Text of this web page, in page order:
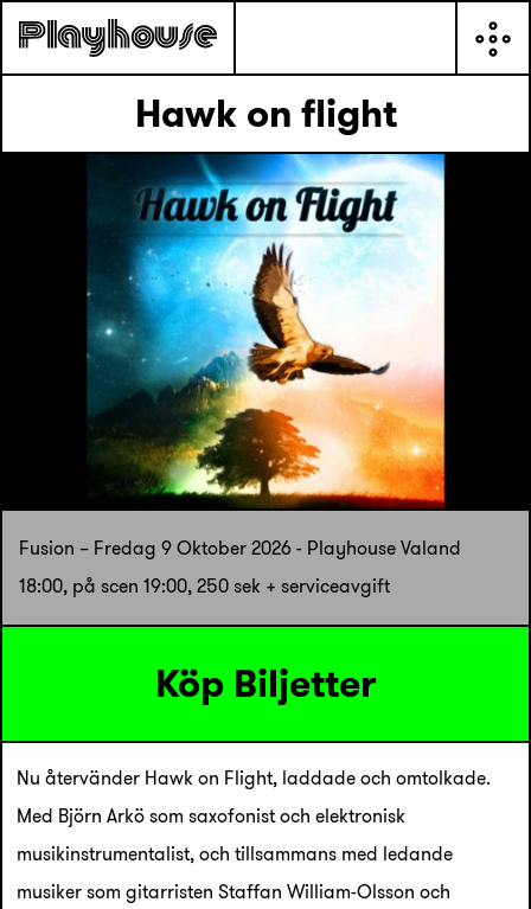
Hawk on flight
Fusion – Fredag 9 Oktober 2026 - Playhouse Valand
18:00, på scen 19:00, 250 sek + serviceavgift
Köp Biljetter
Nu återvänder Hawk on Flight, laddade och omtolkade.
Med Björn Arkö som saxofonist och elektronisk
musikinstrumentalist, och tillsammans med ledande
musiker som gitarristen Staffan William-Olsson och